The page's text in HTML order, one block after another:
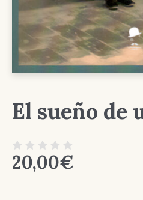
El sueño de
20,00€